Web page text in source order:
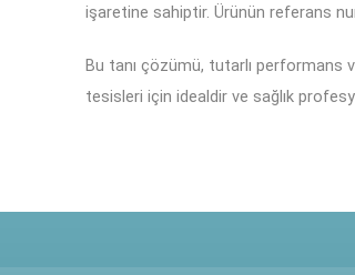
işaretine sahiptir. Ürünün referans
Bu tanı çözümü, tutarlı performans
tesisleri için idealdir ve sağlık